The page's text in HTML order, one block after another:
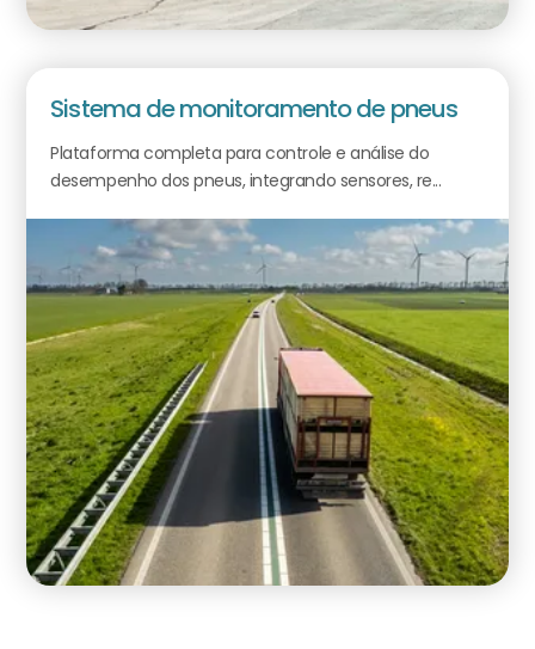
Sistema de monitoramento de pneus
Plataforma completa para controle e análise do
desempenho dos pneus, integrando sensores, re...